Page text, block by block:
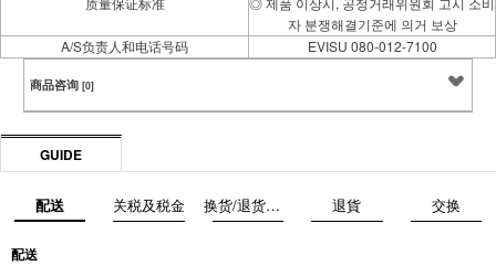
자 분쟁해결기준에 의거 보상
A/S负责人和电话号码
EVISU 080-012-7100
商品咨询 [0]
GUIDE
配送 关税及税金 换货/退货前注意事项 退貨 交换
配送